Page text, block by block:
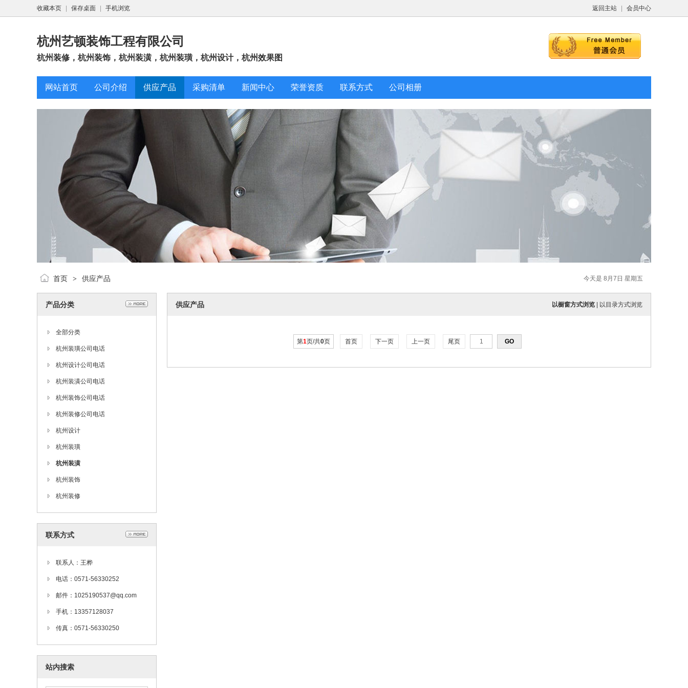
返回主站 会员中心
收藏本页 保存桌面 手机浏览
杭州艺顿装饰工程有限公司
杭州装修，杭州装饰，杭州装潢，杭州装璜，杭州设计，杭州效果图
网站首页 公司介绍 供应产品 采购清单 新闻中心 荣誉资质 联系方式 公司相册
今天是 8月7日 星期五
首页 > 供应产品
产品分类
全部分类
杭州装璜公司电话
杭州设计公司电话
杭州装潢公司电话
杭州装饰公司电话
杭州装修公司电话
杭州设计
杭州装璜
杭州装潢
杭州装饰
杭州装修
联系方式
联系人：王桦
电话：0571-56330252
邮件：1025190537@qq.com
手机：13357128037
传真：0571-56330250
站内搜索
以橱窗方式浏览 以目录方式浏览
供应产品
第1页/共0页 首页 下一页 上一页 尾页